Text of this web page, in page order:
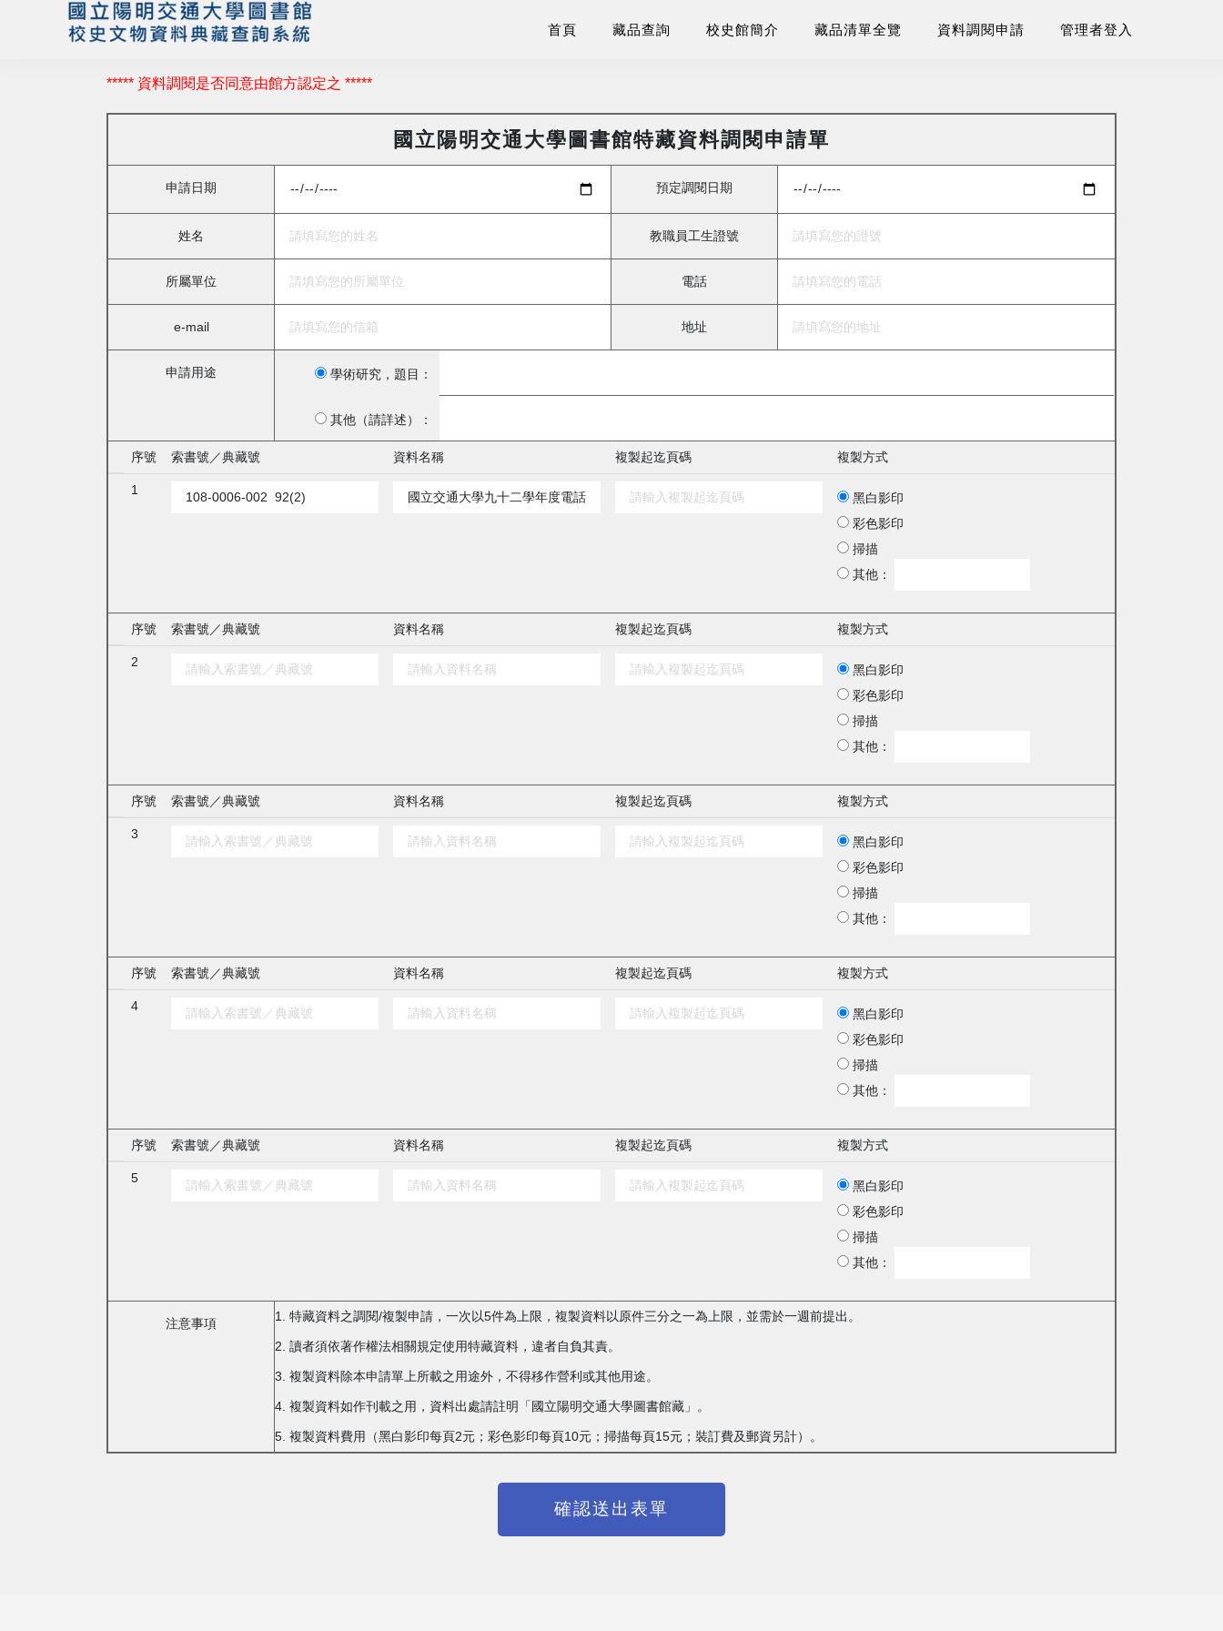
首頁 藏品查詢 校史館簡介 藏品清單全覽 資料調閱申請 管理者登入
***** 資料調閱是否同意由館方認定之 *****
國立陽明交通大學圖書館特藏資料調閱申請單
申請日期 預定調閱日期
姓名 教職員工生證號
所屬單位 電話
e-mail 地址
申請用途 學術研究，題目：
其他（請詳述）：
序號 索書號／典藏號 資料名稱 複製起迄頁碼 複製方式
1
黑白影印
彩色影印
掃描
其他：
序號 索書號／典藏號 資料名稱 複製起迄頁碼 複製方式
2
黑白影印
彩色影印
掃描
其他：
序號 索書號／典藏號 資料名稱 複製起迄頁碼 複製方式
3
黑白影印
彩色影印
掃描
其他：
序號 索書號／典藏號 資料名稱 複製起迄頁碼 複製方式
4
黑白影印
彩色影印
掃描
其他：
序號 索書號／典藏號 資料名稱 複製起迄頁碼 複製方式
5
黑白影印
彩色影印
掃描
其他：
注意事項
1. 特藏資料之調閱/複製申請，一次以5件為上限，複製資料以原件三分之一為上限，並需於一週前提出。
2. 讀者須依著作權法相關規定使用特藏資料，違者自負其責。
3. 複製資料除本申請單上所載之用途外，不得移作營利或其他用途。
4. 複製資料如作刊載之用，資料出處請註明「國立陽明交通大學圖書館藏」。
5. 複製資料費用（黑白影印每頁2元；彩色影印每頁10元；掃描每頁15元；裝訂費及郵資另計）。